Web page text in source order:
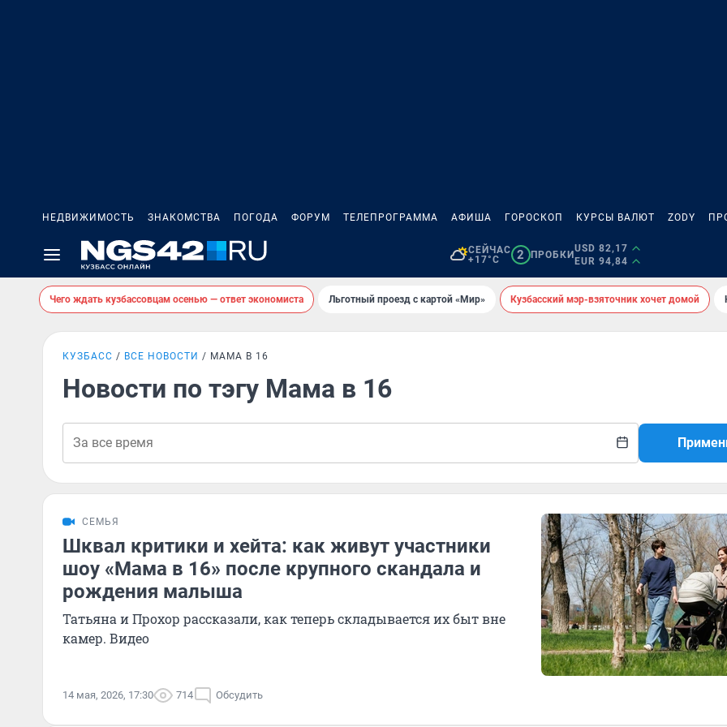
НЕДВИЖИМОСТЬ ЗНАКОМСТВА ПОГОДА ФОРУМ ТЕЛЕПРОГРАММА АФИША ГОРОСКОП КУРСЫ ВАЛЮТ ZODY
СЕЙЧАС
+17°C
2 ПРОБКИ
USD 82,17
EUR 94,84
Чего ждать кузбассовцам осенью — ответ экономиста Льготный проезд с картой «Мир» Кузбасский мэр-взяточник хочет домой
КУЗБАСС ВСЕ НОВОСТИ МАМА В 16
Новости по тэгу Мама в 16
СЕМЬЯ
Шквал критики и хейта: как живут участники
шоу «Мама в 16» после крупного скандала и
рождения малыша
Татьяна и Прохор рассказали, как теперь складывается их быт вне
камер. Видео
14 мая, 2026, 17:30 714 Обсудить